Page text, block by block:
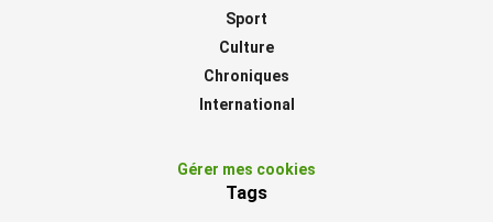
Sport
Culture
Chroniques
International
Gérer mes cookies
Tags